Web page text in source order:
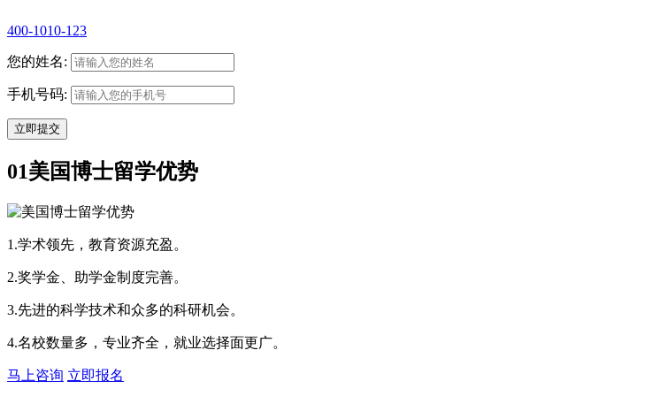
400-1010-123
您的姓名:
手机号码:
01美国博士留学优势
1.学术领先，教育资源充盈。
2.奖学金、助学金制度完善。
3.先进的科学技术和众多的科研机会。
4.名校数量多，专业齐全，就业选择面更广。
马上咨询 立即报名